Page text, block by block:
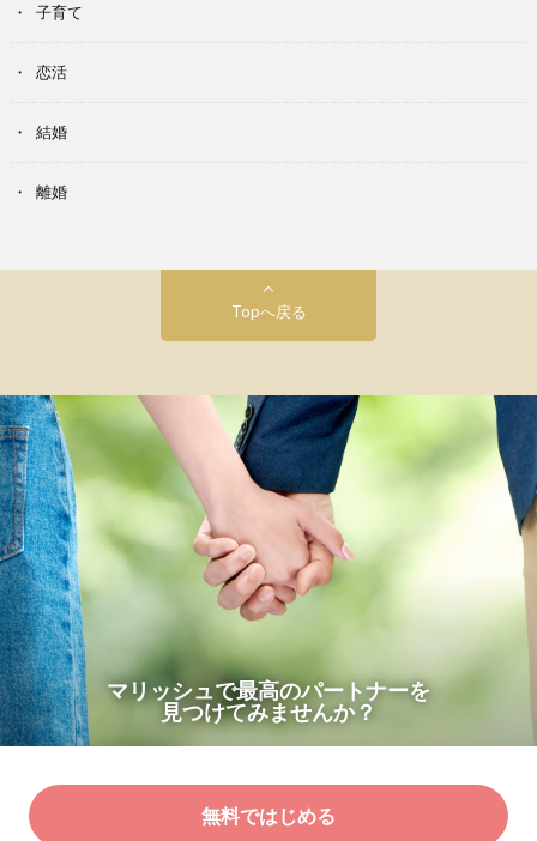
子育て
恋活
結婚
離婚
Topへ戻る
マリッシュで最高のパートナーを
見つけてみませんか？
無料ではじめる